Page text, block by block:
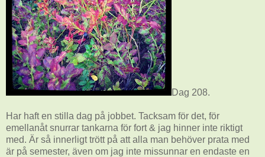
Dag 208.
Har haft en stilla dag på jobbet. Tacksam för det, för
emellanåt snurrar tankarna för fort & jag hinner inte riktigt
med. Är så innerligt trött på att alla man behöver prata med
är på semester, även om jag inte missunnar en endaste en